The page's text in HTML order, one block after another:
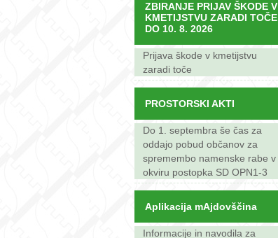
ZBIRANJE PRIJAV ŠKODE V
KMETIJSTVU ZARADI TOČE
DO 10. 8. 2026
Prijava škode v kmetijstvu
zaradi toče
PROSTORSKI AKTI
Do 1. septembra še čas za
oddajo pobud občanov za
spremembo namenske rabe v
okviru postopka SD OPN1-3
Aplikacija mAjdovščina
Informacije in navodila za